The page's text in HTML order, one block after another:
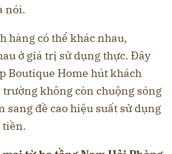
nói.
hàng có thể khác nhau,
ở giá trị sử dụng thực. Đây
Boutique Home hút khách
không còn chuộng sóng
sang đề cao hiệu suất sử dụng
tiền.